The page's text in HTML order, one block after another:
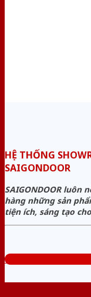
HỆ THỐNG
SAIGONDOOR
SAIGONDOOR luôn
hàng những sản
tiện ích, sáng tạo